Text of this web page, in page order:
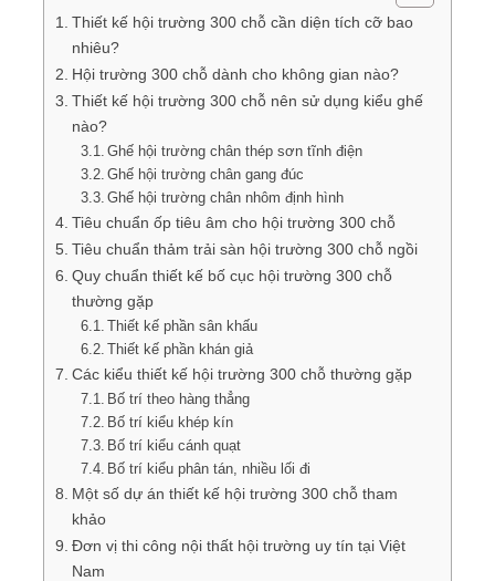
Thiết kế hội trường 300 chỗ cần diện tích cỡ bao
nhiêu?
Hội trường 300 chỗ dành cho không gian nào?
Thiết kế hội trường 300 chỗ nên sử dụng kiểu ghế
nào?
Ghế hội trường chân thép sơn tĩnh điện
Ghế hội trường chân gang đúc
Ghế hội trường chân nhôm định hình
Tiêu chuẩn ốp tiêu âm cho hội trường 300 chỗ
Tiêu chuẩn thảm trải sàn hội trường 300 chỗ ngồi
Quy chuẩn thiết kế bố cục hội trường 300 chỗ
thường gặp
Thiết kế phần sân khấu
Thiết kế phần khán giả
Các kiểu thiết kế hội trường 300 chỗ thường gặp
Bố trí theo hàng thẳng
Bố trí kiểu khép kín
Bố trí kiểu cánh quạt
Bố trí kiểu phân tán, nhiều lối đi
Một số dự án thiết kế hội trường 300 chỗ tham
khảo
Đơn vị thi công nội thất hội trường uy tín tại Việt
Nam